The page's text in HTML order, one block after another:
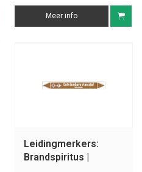
Meer info
Leidingmerkers:
Brandspiritus |